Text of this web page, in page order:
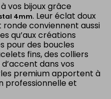
vos bijoux grâce
4mm. Leur éclat doux
conviennent aussi
qu’aux créations
pour des boucles
fins, des colliers
dans vos
premium apportent à
professionnelle et